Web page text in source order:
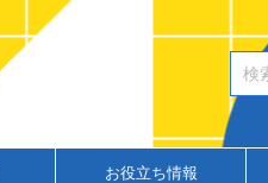
お役立ち情報